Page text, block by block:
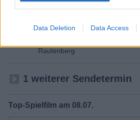
Data Deletion Data Access
Problem.
Personen
Rautenberg
1 weiterer Sendetermin
Top-Spielfilm am 08.07.